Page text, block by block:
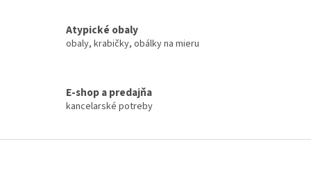
v
Atypické obaly
obaly, krabičky, obálky na mieru
E-shop a predajňa
kancelarské potreby